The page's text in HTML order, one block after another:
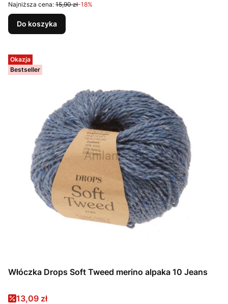
Najniższa cena: 15,90 zł-18%
Do koszyka
Okazja
Bestseller
Włóczka Drops Soft Tweed merino alpaka 10 Jeans
Cena promocyjna
13,09 zł